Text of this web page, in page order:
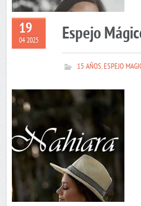
19
04 2025 Espejo
15 AÑOS,ESPEJO